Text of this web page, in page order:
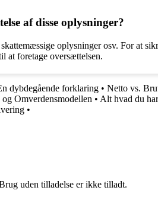
af disse oplysninger?
oplysninger osv. For at
at foretage oversættelsen.
dybdegående forklaring • Netto vs.
Omverdensmodellen • Alt hvad du
•
uden tilladelse er ikke tilladt.